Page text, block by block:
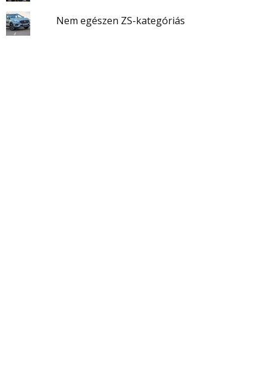
Nem egészen ZS-kategóriás